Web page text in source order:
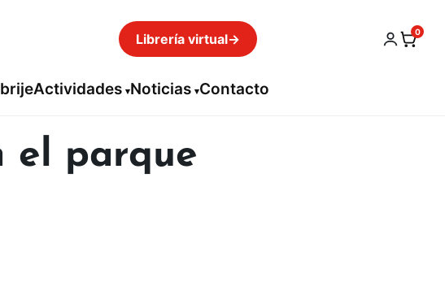
Librería virtual→ 0
Actividades Noticias Contacto
el parque